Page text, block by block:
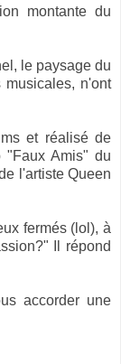
montante du
le paysage du
n'ont
et réalisé de
"Faux Amis" du
l'artiste Queen
fermés (lol), à
Il répond
accorder une